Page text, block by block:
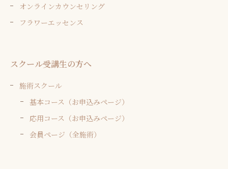
オンラインカウンセリング
フラワーエッセンス
スクール受講生の方へ
施術スクール
基本コース（お申込みページ）
応用コース（お申込みページ）
会員ページ（全施術）